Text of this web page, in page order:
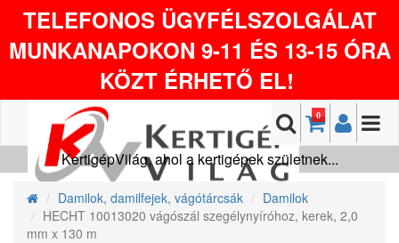
TELEFONOS ÜGYFÉLSZOLGÁLAT
MUNKANAPOKON 9-11 ÉS 13-15 ÓRA
KÖZT ÉRHETŐ EL!
0
KertigépVilág, ahol a kertigépek születnek...
Damilok, damilfejek, vágótárcsák
Damilok
HECHT 10013020 vágószál szegélynyíróhoz, kerek, 2,0
mm x 130 m